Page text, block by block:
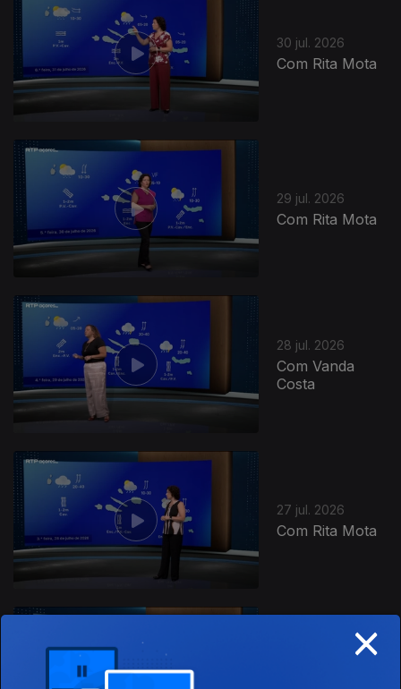
30 jul. 2026
Com Rita Mota
29 jul. 2026
Com Rita Mota
28 jul. 2026
Com Vanda
Costa
27 jul. 2026
Com Rita Mota
945069
×